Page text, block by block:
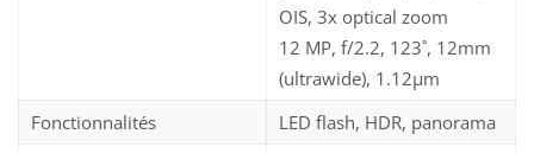
OIS, 3x optical zoom
12 MP, f/2.2, 123˚, 12mm
(ultrawide), 1.12µm
Fonctionnalités
LED flash, HDR, panorama